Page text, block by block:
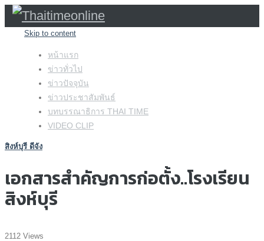
Skip to content
หน้าแรก
ข่าวทั่วไป
ข่าวปัจจุบัน
ข่าวประชาสัมพันธ์
บทบรรณาธิการ THAI TIME
VIDEO CLIP
สิงห์บุรี ดีจัง
เอกสารสำคัญการก่อตั้ง..โรงเรียน
สิงห์บุรี
2112 Views